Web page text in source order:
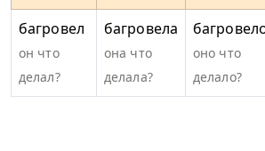
багровел
он что
делал?
багровела
она что
делала?
оно что
делало?